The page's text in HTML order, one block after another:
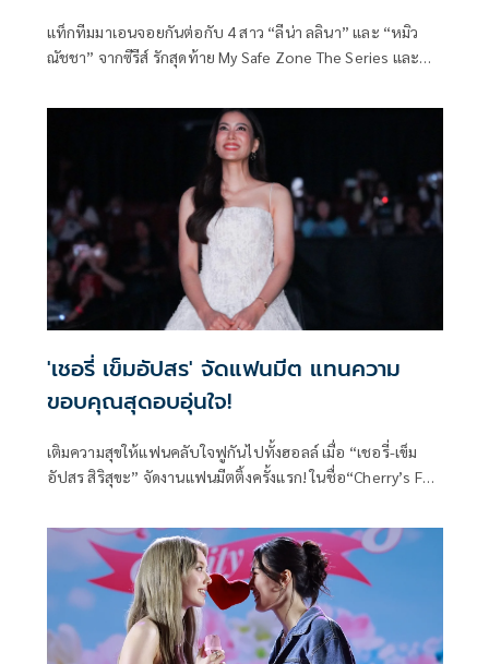
แท็กทีมมาเอนจอยกันต่อกับ 4 สาว “ลีน่า ลลินา” และ “หมิว
ณัชชา” จากซีรีส์ รักสุดท้าย My Safe Zone The Series และ
You The Series ทางช่อง 3 หลังจากแข่งเกมสุดฮาในอีพีแรกจน
คนดูขำกันทั้งโซเชียล ก็ขอเปลี่ยนโหมดมาชาร์จพลังใจแบบอิ่ม
ท้อง ใน “Special Vlog LenaMiu X LingOrm” EP.2
'เชอรี่ เข็มอัปสร' จัดแฟนมีต แทนความ
ขอบคุณสุดอบอุ่นใจ!
เติมความสุขให้แฟนคลับใจฟูกันไปทั้งฮอลล์ เมื่อ “เชอรี่-เข็ม
อัปสร สิริสุขะ” จัดงานแฟนมีตติ้งครั้งแรก! ในชื่อ“Cherry’s Fan
Auditorium Hall โครงการฟีนิกซ์ ประตูน้ำ เพื่อแทนคำขอบคุณ
แฟน ๆ ที่คอยติดตามและสนับสนุนเสมอมาตลอดระยะเวลา 29
ปี บนเส้นทางวงการบันเทิง หลังจากห่างหายจากการแสดงไป
พักใหญ่ ก็หวนคืนการแสดงอีกครั้งในซีรีส์แซฟฟิกครั้งแรก กับ
บท “ประธาน” จากเรื่อง “เพียงเธอ Only You The Series”
ทางช่อง 3